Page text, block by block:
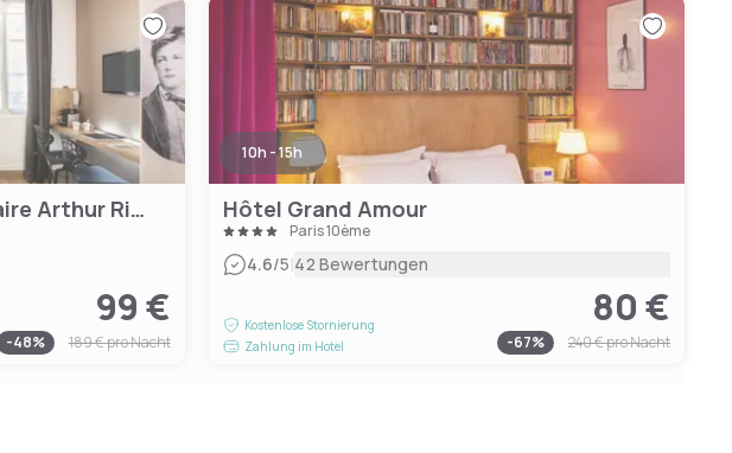
Best Western Hotel Littéraire Arthur Rimbaud
99 €
-48% 189 €pro Nacht
10h - 15h
Hôtel Grand Amour
Paris 10ème
4.6/5|42 Bewertungen
Kostenlose Stornierung
Zahlung im Hotel
80 €
-67% 240 €pro Nacht